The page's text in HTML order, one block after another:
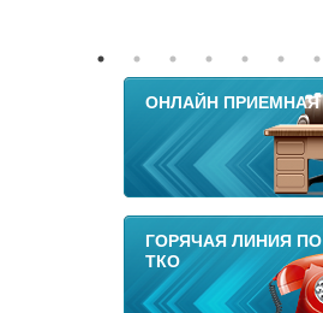
ОНЛАЙН ПРИЕМНАЯ
ГОРЯЧАЯ ЛИНИЯ ПО
ТКО